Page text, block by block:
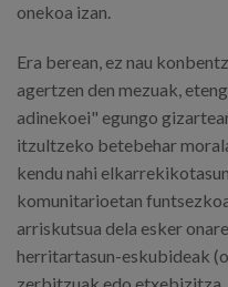
onekoa izan.
Era berean, ez nau
agertzen den mezuak,
adinekoei" egungo
itzultzeko betebehar
kendu nahi
komunitarioetan
arriskutsua dela esker
herritartasun-eskubideak